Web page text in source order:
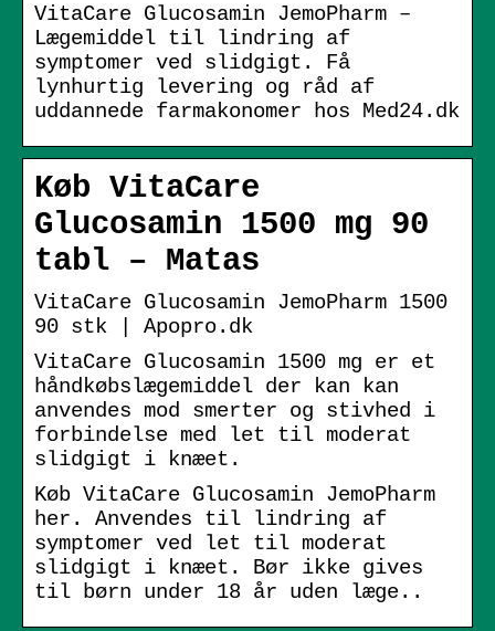
VitaCare Glucosamin JemoPharm –
Lægemiddel til lindring af
symptomer ved slidgigt. Få
lynhurtig levering og råd af
uddannede farmakonomer hos Med24.dk
Køb VitaCare
Glucosamin 1500 mg 90
tabl – Matas
VitaCare Glucosamin JemoPharm 1500
90 stk | Apopro.dk
VitaCare Glucosamin 1500 mg er et
håndkøbslægemiddel der kan kan
anvendes mod smerter og stivhed i
forbindelse med let til moderat
slidgigt i knæet.
Køb VitaCare Glucosamin JemoPharm
her. Anvendes til lindring af
symptomer ved let til moderat
slidgigt i knæet. Bør ikke gives
til børn under 18 år uden læge..